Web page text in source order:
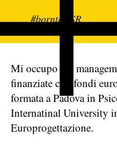
#borntoCSR
Mi occupo del
finanziate con fondi
formata a Padova in
Internatinal University
Europrogettazione.